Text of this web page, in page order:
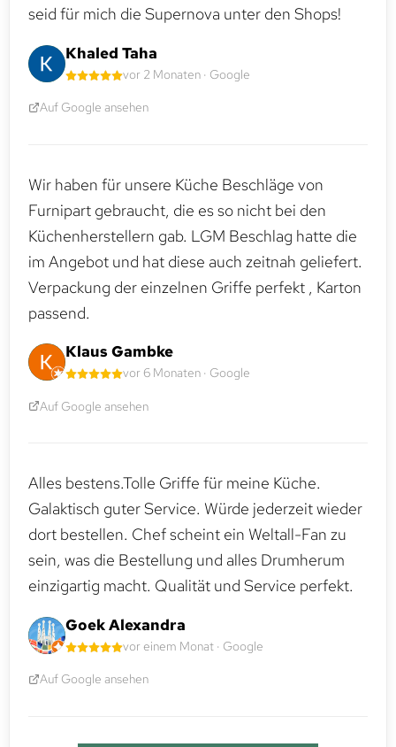
seid für mich die Supernova unter den Shops!
Khaled Taha
vor 2 Monaten · Google
Auf Google ansehen
Wir haben für unsere Küche Beschläge von
Furnipart gebraucht, die es so nicht bei den
Küchenherstellern gab. LGM Beschlag hatte die
im Angebot und hat diese auch zeitnah geliefert.
Verpackung der einzelnen Griffe perfekt , Karton
passend.
Klaus Gambke
vor 6 Monaten · Google
Auf Google ansehen
Alles bestens.Tolle Griffe für meine Küche.
Galaktisch guter Service. Würde jederzeit wieder
dort bestellen. Chef scheint ein Weltall-Fan zu
sein, was die Bestellung und alles Drumherum
einzigartig macht. Qualität und Service perfekt.
Goek Alexandra
vor einem Monat · Google
Auf Google ansehen